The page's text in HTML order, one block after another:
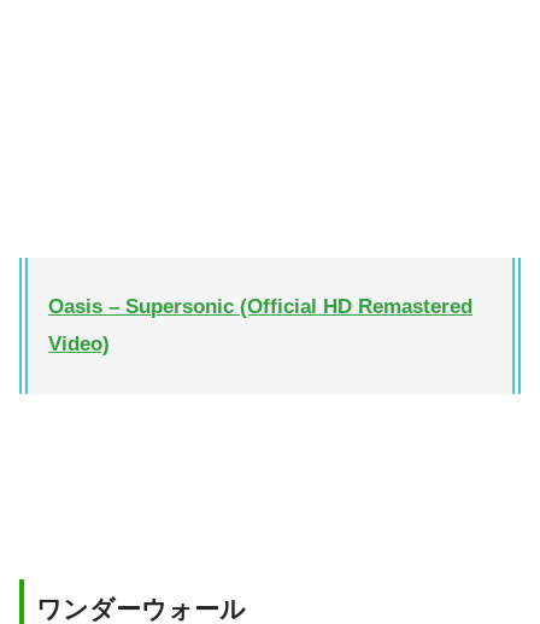
Oasis – Supersonic (Official HD Remastered
Video)
ワンダーウォール